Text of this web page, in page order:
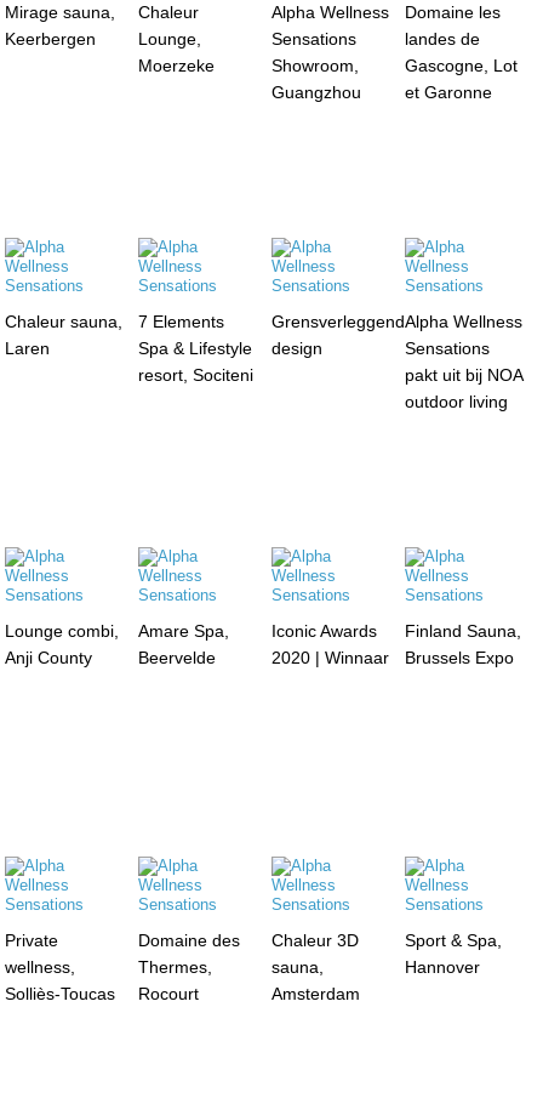
Mirage sauna,
Keerbergen
Chaleur
Lounge,
Moerzeke
Alpha Wellness
Sensations
Showroom,
Guangzhou
Domaine les
landes de
Gascogne, Lot
et Garonne
Chaleur sauna,
Laren
7 Elements
Spa & Lifestyle
resort, Sociteni
Grensverleggend
design
Alpha Wellness
Sensations
pakt uit bij NOA
outdoor living
Lounge combi,
Anji County
Amare Spa,
Beervelde
Iconic Awards
2020 | Winnaar
Finland Sauna,
Brussels Expo
Private
wellness,
Solliès-Toucas
Domaine des
Thermes,
Rocourt
Chaleur 3D
sauna,
Amsterdam
Sport & Spa,
Hannover